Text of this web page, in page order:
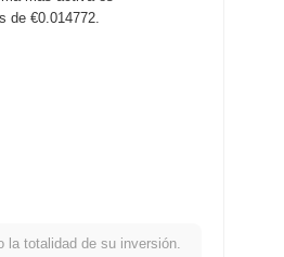
de €0.014772.
la totalidad de su inversión.